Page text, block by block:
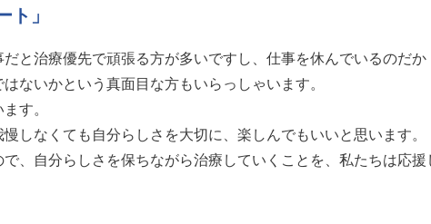
」
と治療優先で頑張る方が多いですし、仕事を休んでいるのだか
ないかという真面目な方もいらっしゃいます。
す。
しなくても自分らしさを大切に、楽しんでもいいと思います。
、自分らしさを保ちながら治療していくことを、私たちは応援